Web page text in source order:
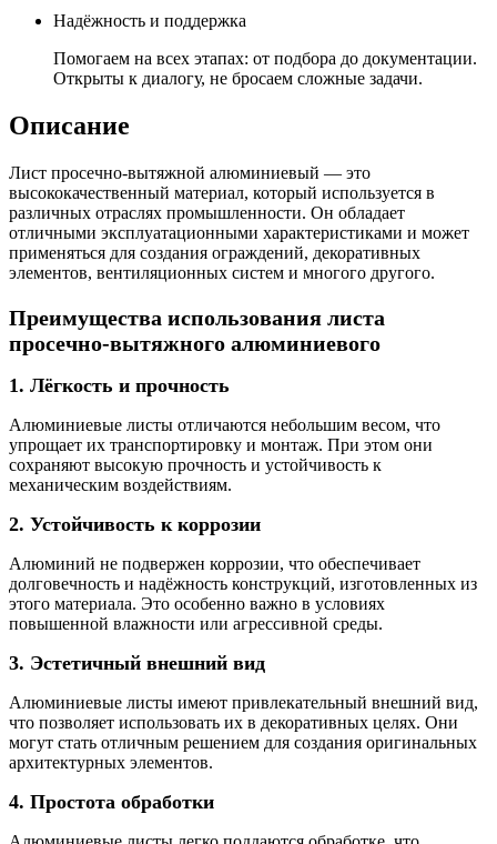
Надёжность и поддержка
Помогаем на всех этапах: от подбора до документации.
Открыты к диалогу, не бросаем сложные задачи.
Описание
Лист просечно-вытяжной алюминиевый — это
высококачественный материал, который используется в
различных отраслях промышленности. Он обладает
отличными эксплуатационными характеристиками и может
применяться для создания ограждений, декоративных
элементов, вентиляционных систем и многого другого.
Преимущества использования листа
просечно-вытяжного алюминиевого
1. Лёгкость и прочность
Алюминиевые листы отличаются небольшим весом, что
упрощает их транспортировку и монтаж. При этом они
сохраняют высокую прочность и устойчивость к
механическим воздействиям.
2. Устойчивость к коррозии
Алюминий не подвержен коррозии, что обеспечивает
долговечность и надёжность конструкций, изготовленных из
этого материала. Это особенно важно в условиях
повышенной влажности или агрессивной среды.
3. Эстетичный внешний вид
Алюминиевые листы имеют привлекательный внешний вид,
что позволяет использовать их в декоративных целях. Они
могут стать отличным решением для создания оригинальных
архитектурных элементов.
4. Простота обработки